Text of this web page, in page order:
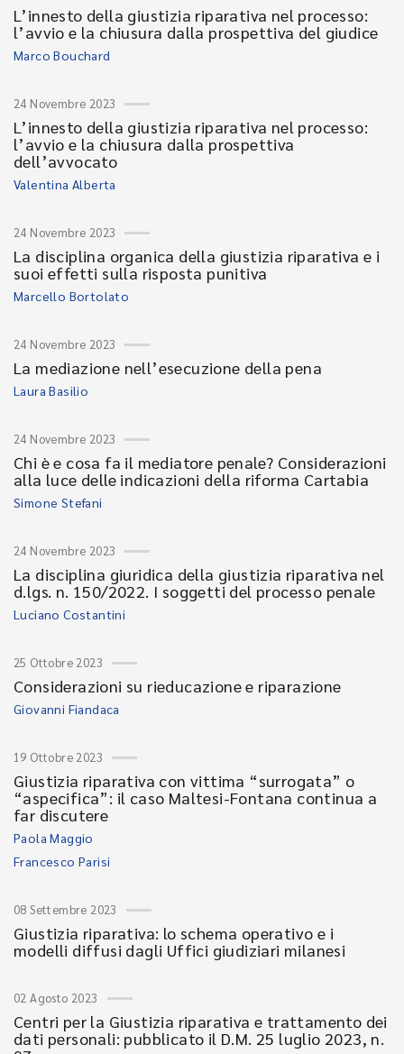
L’innesto della giustizia riparativa nel processo:
l’avvio e la chiusura dalla prospettiva del giudice
Marco Bouchard
24 Novembre 2023
L’innesto della giustizia riparativa nel processo:
l’avvio e la chiusura dalla prospettiva
dell’avvocato
Valentina Alberta
24 Novembre 2023
La disciplina organica della giustizia riparativa e i
suoi effetti sulla risposta punitiva
Marcello Bortolato
24 Novembre 2023
La mediazione nell’esecuzione della pena
Laura Basilio
24 Novembre 2023
Chi è e cosa fa il mediatore penale? Considerazioni
alla luce delle indicazioni della riforma Cartabia
Simone Stefani
24 Novembre 2023
La disciplina giuridica della giustizia riparativa nel
d.lgs. n. 150/2022. I soggetti del processo penale
Luciano Costantini
25 Ottobre 2023
Considerazioni su rieducazione e riparazione
Giovanni Fiandaca
19 Ottobre 2023
Giustizia riparativa con vittima “surrogata” o
“aspecifica”: il caso Maltesi-Fontana continua a
far discutere
Paola Maggio
Francesco Parisi
08 Settembre 2023
Giustizia riparativa: lo schema operativo e i
modelli diffusi dagli Uffici giudiziari milanesi
02 Agosto 2023
Centri per la Giustizia riparativa e trattamento dei
dati personali: pubblicato il D.M. 25 luglio 2023, n.